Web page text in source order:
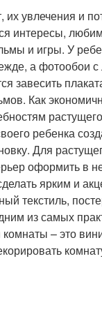
их увлечения и
интересы,
и игры. У
а фотообои
завесить
Как
ребенка
Для
оформить в
ярким и
текстиль,
из самых
комнаты – это